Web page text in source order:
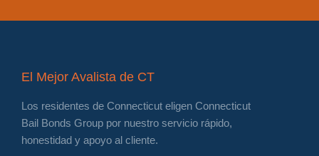
El Mejor Avalista de CT
Los residentes de Connecticut eligen Connecticut
Bail Bonds Group por nuestro servicio rápido,
honestidad y apoyo al cliente.